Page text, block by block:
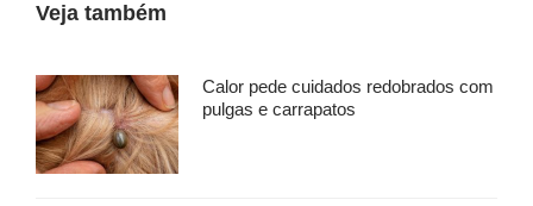
Veja também
Calor pede cuidados redobrados com
pulgas e carrapatos